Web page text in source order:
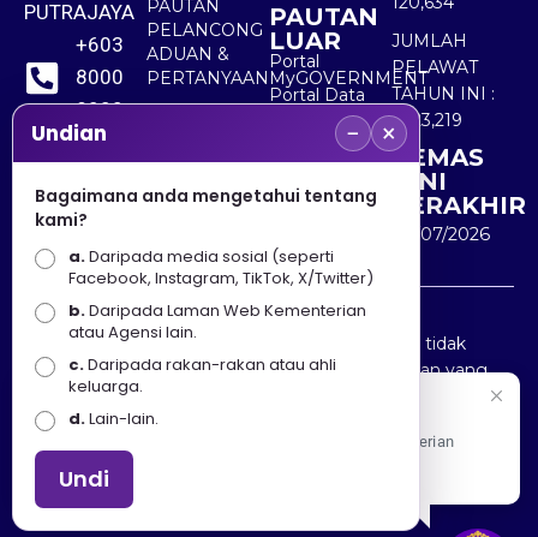
PUTRAJAYA
+603
8000
8000
+603
8891
7100
PAUTAN
PELANCONG
ADUAN &
PERTANYAAN
PAUTAN
LUAR
Portal
MyGOVERNMENT
Portal Data
Terbuka
Sektor Awam
JUMLAH
PELAWAT
TAHUN INI :
5,523,219
KEMAS
KINI
TERAKHIR
30/07/2026
Penafian : Kerajaan Malaysia dan Kementerian
Pelancongan Seni dan Budaya (MOTAC) adalah tidak
bertanggungjawab atas kehilangan atau kerugian yang
disebabkan oleh penggunaan mana-mana maklumat
yang diperolehi dari portal ini.
Hakcipta © 2025 KEMENTERIAN PELANCONGAN SENI
DAN BUDAYA. | Hak Cipta Terpelihara.
Undian − ×
Bagaimana anda mengetahui tentang
kami?
a.Daripada media sosial (seperti
Facebook, Instagram, TikTok, X/Twitter)
b.Daripada Laman Web Kementerian
atau Agensi lain.
c.Daripada rakan-rakan atau ahli
keluarga.
d.Lain-lain.
Undi
Apa Khabar! Selamat datang ke Portal Rasmi Kementerian
Pelancongan, Seni dan Budaya